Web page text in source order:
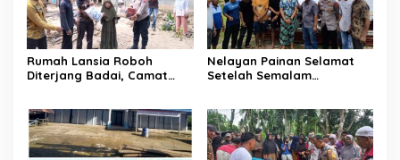
Rumah Lansia Roboh
Diterjang Badai, Camat
Nelayan Painan Selamat
Setelah Semalam
Selatan